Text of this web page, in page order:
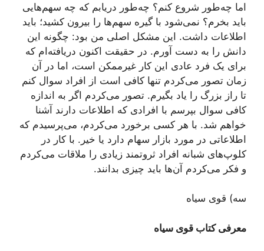
اما چه‌طور شروع کنم؟ چه‌طور دریابم که چه سهم‌هایی
باید بخرم؟ نمی‌شود با گیره سهم‌ها را بیرون کشید؛ باید
اطلاعات داشت. این مشکل اصلی من بود: چگونه این
دانش را به دست آورم. در حقیقت اکنون دریافته‌ام که
برای یک فرد عادی این کار غیرممکن است، اما در آن
زمان تصور می‌کردم تنها کافی است از افراد سوال کنم
تا راز بزرگ را یاد بگیرم. تصور می‌کردم اگر به اندازه
کافی سوال بپرسم با افرادی که اطلاعات دارند آشنا
خواهم شد. با هر کسی برخورد می‌کردم، می‌پرسیدم که
اطلاعاتی در مورد بازار سهام دارد یا خیر. با کار در
کلوپ‌های شبانه افراد ثروتمند زیادی را ملاقات می‌کردم
و فکر می‌کردم آن‌ها باید چیزی بدانند.
سه) قوی سیاه
معرفی کتاب قوی سیاه